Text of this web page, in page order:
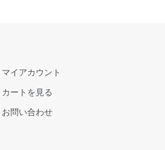
マイアカウント
カートを見る
お問い合わせ